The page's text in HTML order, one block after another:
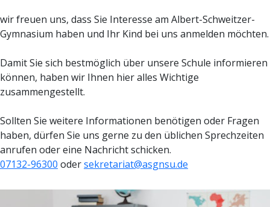
wir freuen uns, dass Sie Interesse am Albert-Schweitzer-
Gymnasium haben und Ihr Kind bei uns anmelden möchten.
Damit Sie sich bestmöglich über unsere Schule informieren
können, haben wir Ihnen hier alles Wichtige
zusammengestellt.
Sollten Sie weitere Informationen benötigen oder Fragen
haben, dürfen Sie uns gerne zu den üblichen Sprechzeiten
anrufen oder eine Nachricht schicken.
07132-96300 odersekretariat@asgnsu.de